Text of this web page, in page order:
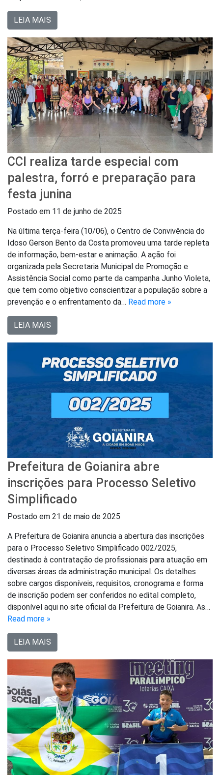
LEIA MAIS
CCI realiza tarde especial com
palestra, forró e preparação para
festa junina
Postado em 11 de junho de 2025
Na última terça-feira (10/06), o Centro de Convivência do
Idoso Gerson Bento da Costa promoveu uma tarde repleta
de informação, bem-estar e animação. A ação foi
organizada pela Secretaria Municipal de Promoção e
Assistência Social como parte da campanha Junho Violeta,
que tem como objetivo conscientizar a população sobre a
prevenção e o enfrentamento da… Read more »
LEIA MAIS
Prefeitura de Goianira abre
inscrições para Processo Seletivo
Simplificado
Postado em 21 de maio de 2025
A Prefeitura de Goianira anuncia a abertura das inscrições
para o Processo Seletivo Simplificado 002/2025,
destinado à contratação de profissionais para atuação em
diversas áreas da administração municipal. Os detalhes
sobre cargos disponíveis, requisitos, cronograma e forma
de inscrição podem ser conferidos no edital completo,
disponível aqui no site oficial da Prefeitura de Goianira. As…
Read more »
LEIA MAIS